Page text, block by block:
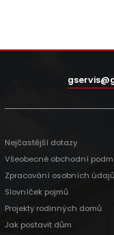
Nejčastější dotazy
Všeobecné obchodní
Zpracování osobních údajů
Slovníček pojmů
Projekty rodinných domů
Jak postavit dům